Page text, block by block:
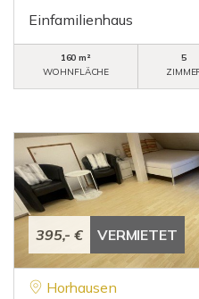
Einfamilienhaus
160 m²
WOHNFLÄCHE
5
395,- € VERMIETET
Horhausen